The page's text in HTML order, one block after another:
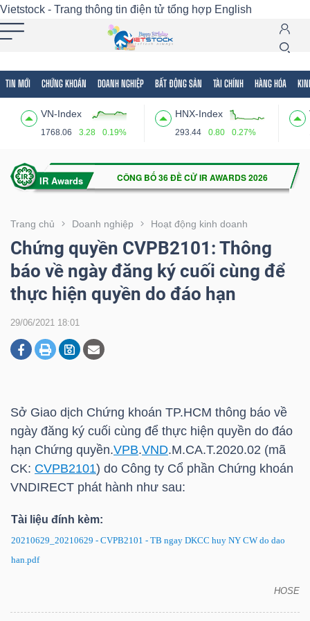
Vietstock - Trang thông tin điện tử tổng hợp English
TIN MỚI CHỨNG KHOÁN DOANH NGHIỆP BẤT ĐỘNG SẢN TÀI CHÍNH HÀNG HÓA
VN-Index
1768.06 3.28 0.19%
HNX-Index
293.44 0.80 0.27%
Trang chủ Doanh nghiệp Hoạt động kinh doanh
Chứng quyền CVPB2101: Thông
báo về ngày đăng ký cuối cùng để
thực hiện quyền do đáo hạn
29/06/2021 18:01
Sở Giao dịch Chứng khoán TP.HCM thông báo về
ngày đăng ký cuối cùng để thực hiện quyền do đáo
hạn Chứng quyền.VPB.VND.M.CA.T.2020.02 (mã
CK: CVPB2101) do Công ty Cổ phần Chứng khoán
VNDIRECT phát hành như sau:
Tài liệu đính kèm:
20210629_20210629 - CVPB2101 - TB ngay DKCC huy NY CW do dao
han.pdf
HOSE
Tất cả Tính năng Ngành Mã chứng khoán
Tính
(-)
VIETSTOCK
CHỨNG
KHOÁN
DOANH
BẤT
TÀI
CHÍNH